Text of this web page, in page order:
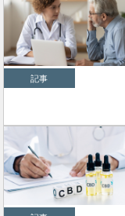
記事